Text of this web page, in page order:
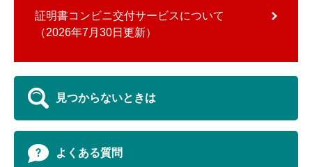
証明書コンビニ交付サービスについて
2026年7月30日更新
見つからないときは
よくある質問